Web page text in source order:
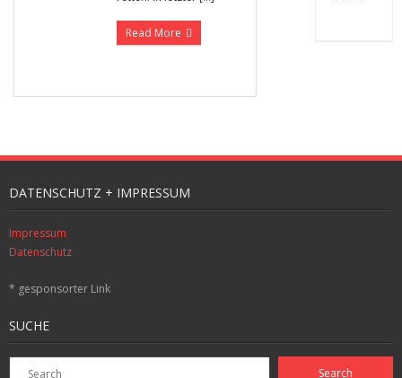
Read More
DATENSCHUTZ + IMPRESSUM
Impressum
Datenschutz
* gesponsorter Link
SUCHE